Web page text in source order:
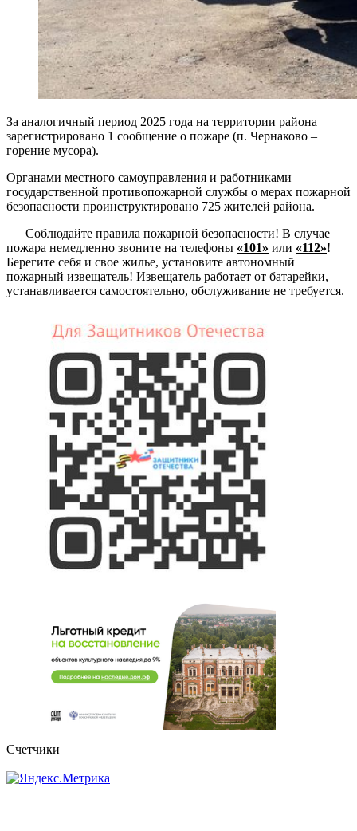
За аналогичный период 2025 года на территории района
зарегистрировано 1 сообщение о пожаре (п. Чернаково –
горение мусора).
Органами местного самоуправления и работниками
государственной противопожарной службы о мерах пожарной
безопасности проинструктировано 725 жителей района.
Соблюдайте правила пожарной безопасности! В случае
пожара немедленно звоните на телефоны «101» или «112»!
Берегите себя и свое жилье, установите автономный
пожарный извещатель! Извещатель работает от батарейки,
устанавливается самостоятельно, обслуживание не требуется.
Счетчики